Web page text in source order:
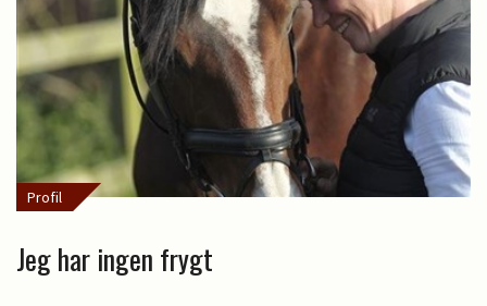
Profil
Jeg har ingen frygt